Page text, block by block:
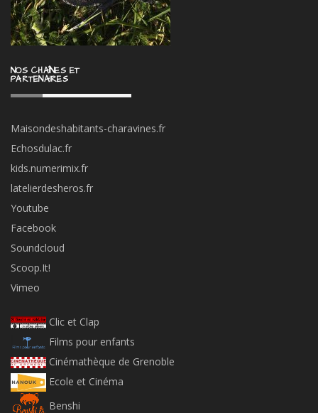
NOS CHAÎNES ET
PARTENAIRES
Maisondeshabitants-charavines.fr
Echosdulac.fr
kids.numerimix.fr
latelierdesheros.fr
Youtube
Facebook
Soundcloud
Scoop.It!
Vimeo
Clic et Clap
Films pour enfants
Cinémathèque de Grenoble
Ecole et Cinéma
Benshi